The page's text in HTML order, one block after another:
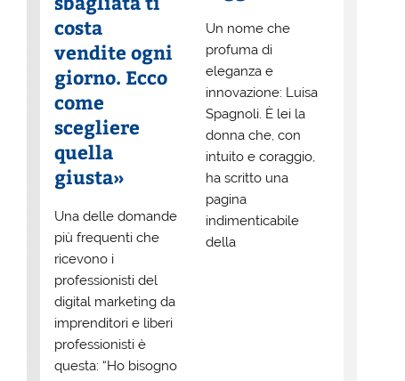
costa
vendite ogni
giorno. Ecco
come
scegliere
quella
giusta»
Una delle domande
più frequenti che
ricevono i
professionisti del
digital marketing da
imprenditori e liberi
professionisti è
questa: “Ho bisogno
Un nome che
profuma di
eleganza e
innovazione: Luisa
Spagnoli. È lei la
donna che, con
intuito e coraggio,
ha scritto una
pagina
indimenticabile
della